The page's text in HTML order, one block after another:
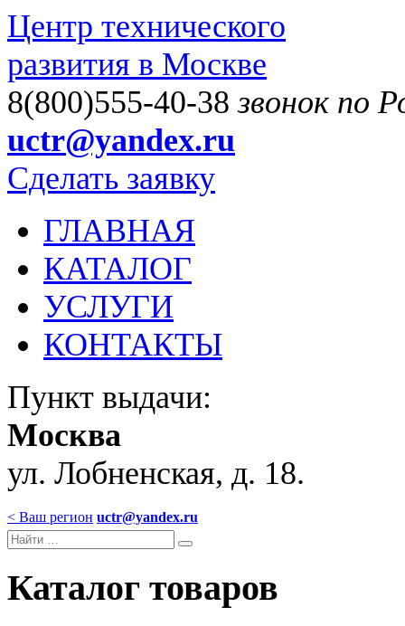
Центр технического
развития в Москве
8(800)555-40-38звонок по
uctr@yandex.ru
Сделать заявку
ГЛАВНАЯ
КАТАЛОГ
УСЛУГИ
КОНТАКТЫ
Пункт выдачи:
Москва
ул. Лобненская, д. 18.
< Ваш регион uctr@yandex.ru
Каталог товаров